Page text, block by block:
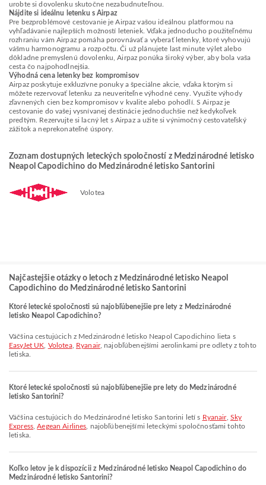
urobte si dovolenku skutočne nezabudnuteľnou.
Nájdite si ideálnu letenku s Airpaz
Pre bezproblémové cestovanie je Airpaz vašou ideálnou platformou na
vyhľadávanie najlepších možností leteniek. Vďaka jednoducho použiteľnému
rozhraniu vám Airpaz pomáha porovnávať a vyberať letenky, ktoré vyhovujú
vášmu harmonogramu a rozpočtu. Či už plánujete last minute výlet alebo
dôkladne premyslenú dovolenku, Airpaz ponúka široký výber, aby bola vaša
cesta čo najpohodlnejšia.
Výhodná cena letenky bez kompromisov
Airpaz poskytuje exkluzívne ponuky a špeciálne akcie, vďaka ktorým si
môžete rezervovať letenku za neuveriteľne výhodné ceny. Využite výhody
zľavnených cien bez kompromisov v kvalite alebo pohodlí. S Airpaz je
cestovanie do vašej vysnívanej destinácie jednoduchšie než kedykoľvek
predtým. Rezervujte si lacný let s Airpaz a užite si výnimočný cestovateľský
zážitok a neprekonateľné úspory.
Zoznam dostupných leteckých spoločností z Medzinárodné letisko
Neapol Capodichino do Medzinárodné letisko Santorini
Volotea
Najčastejšie otázky o letoch z Medzinárodné letisko Neapol
Capodichino do Medzinárodné letisko Santorini
Ktoré letecké spoločnosti sú najobľúbenejšie pre lety z Medzinárodné
letisko Neapol Capodichino?
Väčšina cestujúcich z Medzinárodné letisko Neapol Capodichino lieta s
EasyJet UK Volotea, Ryanair, najobľúbenejšími aerolinkami pre odlety z tohto
letiska.
Ktoré letecké spoločnosti sú najobľúbenejšie pre lety do Medzinárodné
letisko Santorini?
Väčšina cestujúcich do Medzinárodné letisko Santorini letí s Ryanair, Sky
Express,Aegean Airlines , najobľúbenejšími leteckými spoločnosťami tohto
letiska.
Koľko letov je k dispozícii z Medzinárodné letisko Neapol Capodichino do
Medzinárodné letisko Santorini?